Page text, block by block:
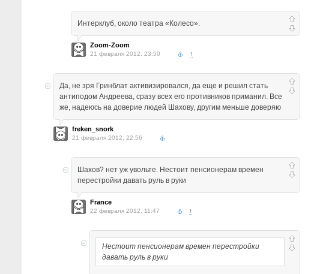
Интерклуб, около театра «Колесо».
Zoom-Zoom
21 февраля 2012, 23:50 ↑
Да, не зря Гринблат активизировался, да еще и решил стать
антиподом Андреева, сразу всех его противников приманил. Все
же, надеюсь на доверие людей Шахову, другим меньше доверяю
freken_snork
21 февраля 2012, 22:56
Шахов? нет уж увольте. Нестоит пенсионерам времен
перестройки давать руль в руки
France
22 февраля 2012, 11:47 ↑
Нестоит пенсионерам времен перестройки
давать руль в руки